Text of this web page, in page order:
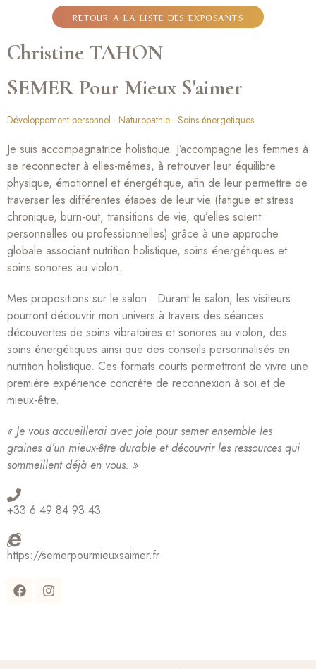
RETOUR À LA LISTE DES EXPOSANTS
Christine TAHON
SEMER Pour Mieux S'aimer
Développement personnel Naturopathie Soins énergetiques
Je suis accompagnatrice holistique. J’accompagne les femmes à
se reconnecter à elles-mêmes, à retrouver leur équilibre
physique, émotionnel et énergétique, afin de leur permettre de
traverser les différentes étapes de leur vie (fatigue et stress
chronique, burn-out, transitions de vie, qu’elles soient
personnelles ou professionnelles) grâce à une approche
globale associant nutrition holistique, soins énergétiques et
soins sonores au violon.
Mes propositions sur le salon : Durant le salon, les visiteurs
pourront découvrir mon univers à travers des séances
découvertes de soins vibratoires et sonores au violon, des
soins énergétiques ainsi que des conseils personnalisés en
nutrition holistique. Ces formats courts permettront de vivre une
première expérience concrète de reconnexion à soi et de
mieux-être.
« Je vous accueillerai avec joie pour semer ensemble les
graines d’un mieux-être durable et découvrir les ressources qui
sommeillent déjà en vous. »
+33 6 49 84 93 43
https://semerpourmieuxsaimer.fr